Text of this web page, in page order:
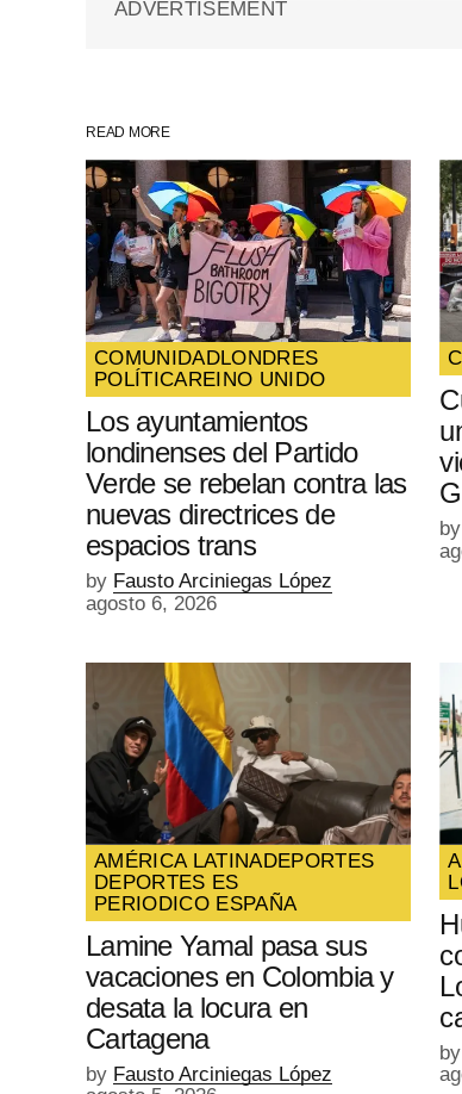
ADVERTISEMENT
READ MORE
COMUNIDADLONDRES
POLÍTICAREINO UNIDO
Los ayuntamientos
londinenses del Partido
Verde se rebelan contra las
nuevas directrices de
espacios trans
by Fausto Arciniegas López
agosto 6, 2026
by
AMÉRICA LATINADEPORTES
DEPORTES ES
PERIODICO ESPAÑA
Lamine Yamal pasa sus
vacaciones en Colombia y
desata la locura en
Cartagena
by Fausto Arciniegas López
by